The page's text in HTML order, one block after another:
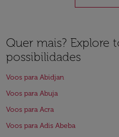
Quer mais? Explore
possibilidades
Voos para Abidjan
Voos para Abuja
Voos para Acra
Voos para Adis Abeba